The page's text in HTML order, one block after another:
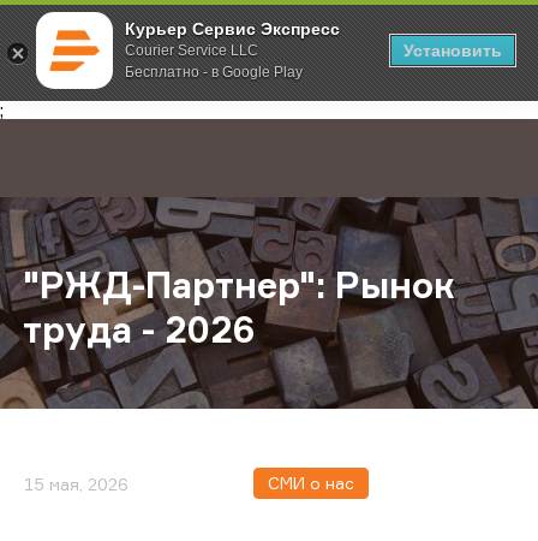
Курьер Сервис Экспресс
Courier Service LLC
Бесплатно - в Google Play
Установить
;
Главная О компании Новости "РЖД-Партнер": Рынок труда -
"РЖД-Партнер": Рынок
труда - 2026
15 мая, 2026 СМИ о нас